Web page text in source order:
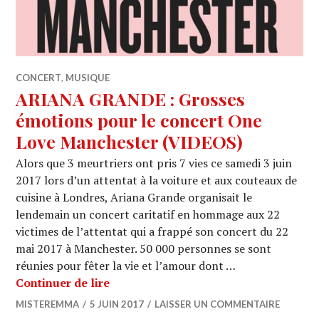
CONCERT, MUSIQUE
ARIANA GRANDE : Grosses
émotions pour le concert One
Love Manchester (VIDEOS)
Alors que 3 meurtriers ont pris 7 vies ce samedi 3 juin
2017 lors d’un attentat à la voiture et aux couteaux de
cuisine à Londres, Ariana Grande organisait le
lendemain un concert caritatif en hommage aux 22
victimes de l’attentat qui a frappé son concert du 22
mai 2017 à Manchester. 50 000 personnes se sont
réunies pour fêter la vie et l’amour dont …
Continuer de lireARIANA GRANDE : Grosses
MISTEREMMA 5 JUIN 2017 LAISSER UN COMMENTAIRE